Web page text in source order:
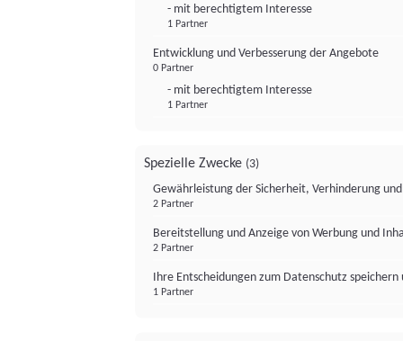
- mit berechtigtem Interesse
1 Partner
Entwicklung und Verbesserung der Angebote
0 Partner
- mit berechtigtem Interesse
1 Partner
Spezielle Zwecke (3)
Gewährleistung der Sicherheit, Verhinderung
2 Partner
Bereitstellung und Anzeige von Werbung und
2 Partner
Ihre Entscheidungen zum Datenschutz
1 Partner